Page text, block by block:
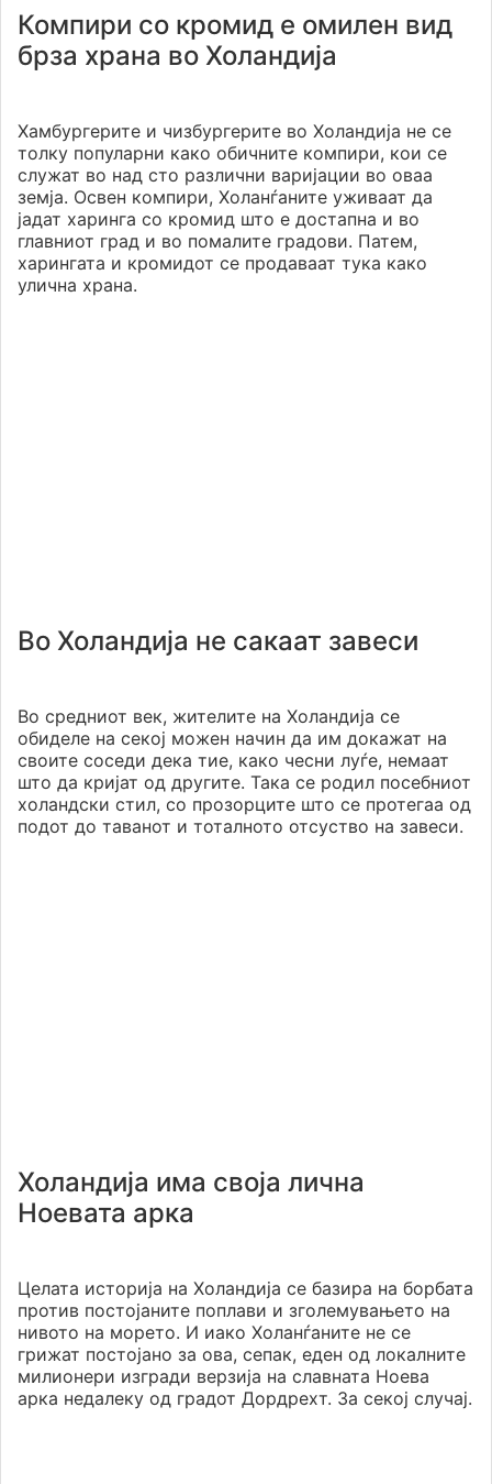
Компири со кромид е омилен вид
брза храна во Холандија
Хамбургерите и чизбургерите во Холандија не се
толку популарни како обичните компири, кои се
служат во над сто различни варијации во оваа
земја. Освен компири, Холанѓаните уживаат да
јадат харинга со кромид што е достапна и во
главниот град и во помалите градови. Патем,
харингата и кромидот се продаваат тука како
улична храна.
Во Холандија не сакаат завеси
Во средниот век, жителите на Холандија се
обиделе на секој можен начин да им докажат на
своите соседи дека тие, како чесни луѓе, немаат
што да кријат од другите. Така се родил посебниот
холандски стил, со прозорците што се протегаа од
подот до таванот и тоталното отсуство на завеси.
Холандија има своја лична
Ноевата арка
Целата историја на Холандија се базира на борбата
против постојаните поплави и зголемувањето на
нивото на морето. И иако Холанѓаните не се
грижат постојано за ова, сепак, еден од локалните
милионери изгради верзија на славната Ноева
арка недалеку од градот Дордрехт. За секој случај.